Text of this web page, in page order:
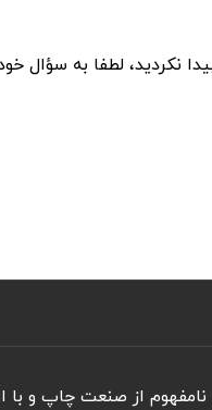
نکردید، لطفا به
از صنعت چاپ و با